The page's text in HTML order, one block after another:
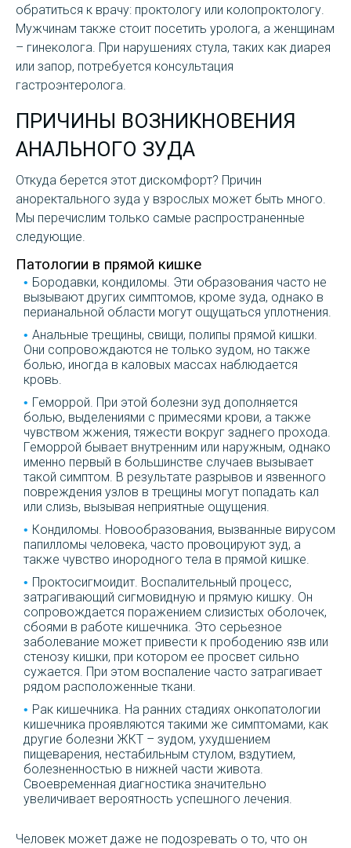
обратиться к врачу: проктологу или колопроктологу.
Мужчинам также стоит посетить уролога, а женщинам
– гинеколога. При нарушениях стула, таких как диарея
или запор, потребуется консультация
гастроэнтеролога.
ПРИЧИНЫ ВОЗНИКНОВЕНИЯ
АНАЛЬНОГО ЗУДА
Откуда берется этот дискомфорт? Причин
аноректального зуда у взрослых может быть много.
Мы перечислим только самые распространенные
следующие.
Патологии в прямой кишке
Бородавки, кондиломы. Эти образования часто не
вызывают других симптомов, кроме зуда, однако в
перианальной области могут ощущаться уплотнения.
Анальные трещины, свищи, полипы прямой кишки.
Они сопровождаются не только зудом, но также
болью, иногда в каловых массах наблюдается
кровь.
Геморрой. При этой болезни зуд дополняется
болью, выделениями с примесями крови, а также
чувством жжения, тяжести вокруг заднего прохода.
Геморрой бывает внутренним или наружным, однако
именно первый в большинстве случаев вызывает
такой симптом. В результате разрывов и язвенного
повреждения узлов в трещины могут попадать кал
или слизь, вызывая неприятные ощущения.
Кондиломы. Новообразования, вызванные вирусом
папилломы человека, часто провоцируют зуд, а
также чувство инородного тела в прямой кишке.
Проктосигмоидит. Воспалительный процесс,
затрагивающий сигмовидную и прямую кишку. Он
сопровождается поражением слизистых оболочек,
сбоями в работе кишечника. Это серьезное
заболевание может привести к прободению язв или
стенозу кишки, при котором ее просвет сильно
сужается. При этом воспаление часто затрагивает
рядом расположенные ткани.
Рак кишечника. На ранних стадиях онкопатологии
кишечника проявляются такими же симптомами, как
другие болезни ЖКТ – зудом, ухудшением
пищеварения, нестабильным стулом, вздутием,
болезненностью в нижней части живота.
Своевременная диагностика значительно
увеличивает вероятность успешного лечения.
Человек может даже не подозревать о то, что он